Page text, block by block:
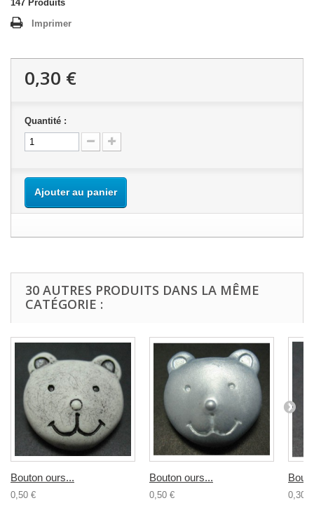
147 Produits
Imprimer
0,30 €
Quantité :
Ajouter au panier
30 AUTRES PRODUITS DANS LA MÊME
CATÉGORIE :
Bouton ours...
0,50 €
Bouton ours...
0,50 € 0,30 €